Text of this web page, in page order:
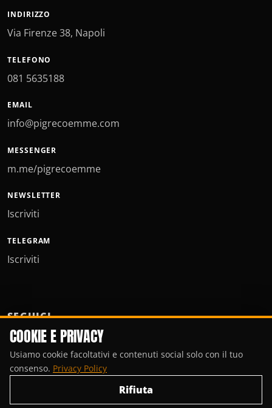
INDIRIZZO
Via Firenze 38, Napoli
TELEFONO
081 5635188
EMAIL
info@pigrecoemme.com
MESSENGER
m.me/pigrecoemme
NEWSLETTER
Iscriviti
TELEGRAM
Iscriviti
SEGUICI
COOKIE E PRIVACY
Usiamo cookie facoltativi e contenuti social solo con il tuo
consenso. Privacy Policy
Rifiuta